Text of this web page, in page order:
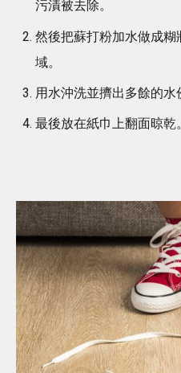
污漬被去除。
然後把蘇打粉加水做成
域。
用水沖洗並擠出多餘的水
最後放在紙巾上翻面晾乾。